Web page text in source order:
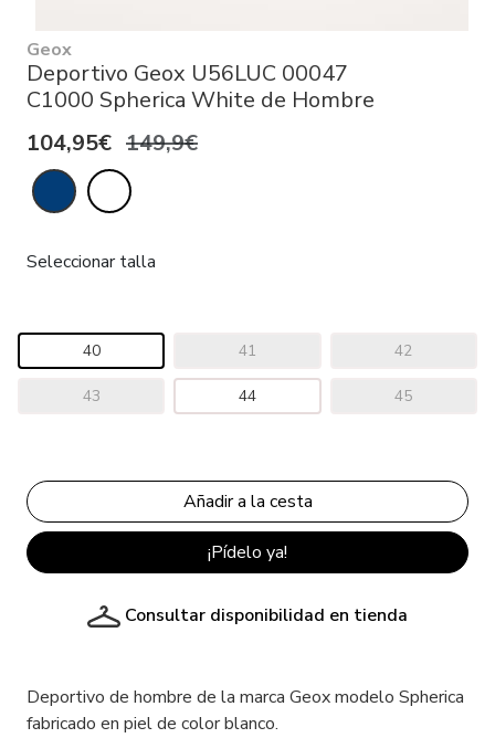
Geox
Deportivo Geox U56LUC 00047
C1000 Spherica White de Hombre
104,95€ 149,9€
Seleccionar talla
40 41 42
43 44 45
¡Pídelo ya!
Consultar disponibilidad en tienda
Deportivo de hombre de la marca Geox modelo Spherica
fabricado en piel de color blanco.